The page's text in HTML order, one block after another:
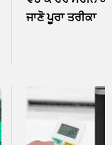
ਜਾਣੋ ਪੂਰਾ ਤਰੀਕਾ